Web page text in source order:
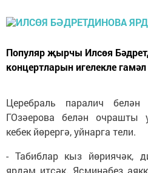
Популяр җырчы Илсөя
концертларын игелекле
Церебраль паралич
ГОзәерова белән очрашты
кебек йөрергә, уйнарга тели.
- Табиблар кыз йөриячәк,
ярдәм итсәк, Ясминәбез